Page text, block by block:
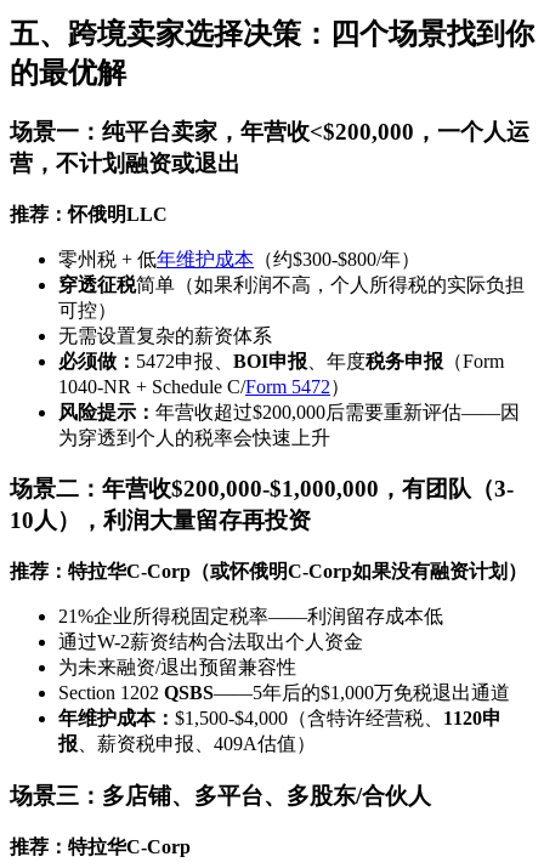
五、跨境卖家选择决策：四个场景找到你
的最优解
场景一：纯平台卖家，年营收<$200,000，一个人运
营，不计划融资或退出
推荐：怀俄明LLC
零州税 + 低年维护成本 （约$300-$800/年）
穿透征税简单（如果利润不高，个人所得税的实际负担
可控）
无需设置复杂的薪资体系
必须做： 5472申报、 BOI申报 、年度税务申报 （Form
1040-NR + Schedule C/Form 5472）
风险提示： 年营收超过$200,000后需要重新评估——因
为穿透到个人的税率会快速上升
场景二：年营收$200,000-$1,000,000，有团队（3-
10人），利润大量留存再投资
推荐：特拉华C-Corp（或怀俄明C-Corp如果没有融资计划）
21%企业所得税固定税率——利润留存成本低
通过W-2薪资结构合法取出个人资金
为未来融资/退出预留兼容性
Section 1202 QSBS——5年后的$1,000万免税退出通道
年维护成本： $1,500-$4,000（含特许经营税、 1120申
报 、薪资税申报、409A估值）
场景三：多店铺、多平台、多股东/合伙人
推荐：特拉华C-Corp